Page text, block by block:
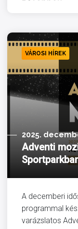
VÁROSI HÍREK
2025.
Adventi
A decemberi
programmal
varázslatos